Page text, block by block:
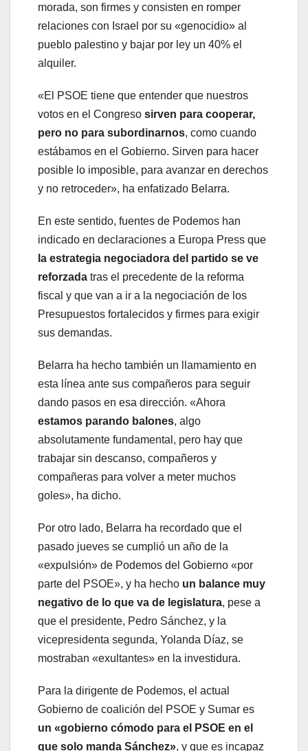
morada, son firmes y consisten en romper
relaciones con Israel por su «genocidio» al
pueblo palestino y bajar por ley un 40% el
alquiler.
«El PSOE tiene que entender que nuestros
votos en el Congreso sirven para cooperar,
pero no para subordinarnos, como cuando
estábamos en el Gobierno. Sirven para hacer
posible lo imposible, para avanzar en derechos
y no retroceder», ha enfatizado Belarra.
En este sentido, fuentes de Podemos han
indicado en declaraciones a Europa Press que
la estrategia negociadora del partido se ve
reforzada tras el precedente de la reforma
fiscal y que van a ir a la negociación de los
Presupuestos fortalecidos y firmes para exigir
sus demandas.
Belarra ha hecho también un llamamiento en
esta línea ante sus compañeros para seguir
dando pasos en esa dirección. «Ahora
estamos parando balones, algo
absolutamente fundamental, pero hay que
trabajar sin descanso, compañeros y
compañeras para volver a meter muchos
goles», ha dicho.
Por otro lado, Belarra ha recordado que el
pasado jueves se cumplió un año de la
«expulsión» de Podemos del Gobierno «por
parte del PSOE», y ha hecho un balance muy
negativo de lo que va de legislatura, pese a
que el presidente, Pedro Sánchez, y la
vicepresidenta segunda, Yolanda Díaz, se
mostraban «exultantes» en la investidura.
Para la dirigente de Podemos, el actual
Gobierno de coalición del PSOE y Sumar es
un «gobierno cómodo para el PSOE en el
que solo manda Sánchez», y que es incapaz